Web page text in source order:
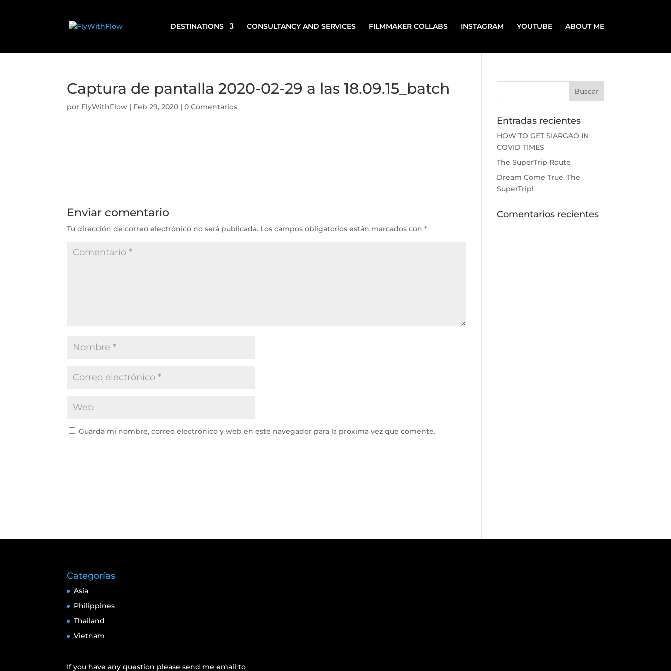
DESTINATIONS CONSULTANCY AND SERVICES FILMMAKER COLLABS INSTAGRAM YOUTUBE ABOUT ME
Captura de pantalla 2020-02-29 a las 18.09.15_batch
por FlyWithFlow | Feb 29, 2020 |0 Comentarios
Enviar comentario
Tu dirección de correo electrónico no será publicada. Los campos obligatorios están marcados con*
Guarda mi nombre, correo electrónico y web en este navegador para la próxima vez que comente.
Entradas recientes
HOW TO GET SIARGAO IN
COVID TIMES
The SuperTrip Route
Dream Come True. The
SuperTrip!
Comentarios recientes
Categorías
Asia
Philippines
Thailand
Vietnam
If you have any question please send me email to